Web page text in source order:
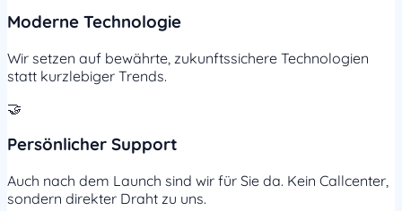
Moderne Technologie
Wir setzen auf bewährte, zukunftssichere Technologien
statt kurzlebiger Trends.
🤝
Persönlicher Support
Auch nach dem Launch sind wir für Sie da. Kein Callcenter,
sondern direkter Draht zu uns.